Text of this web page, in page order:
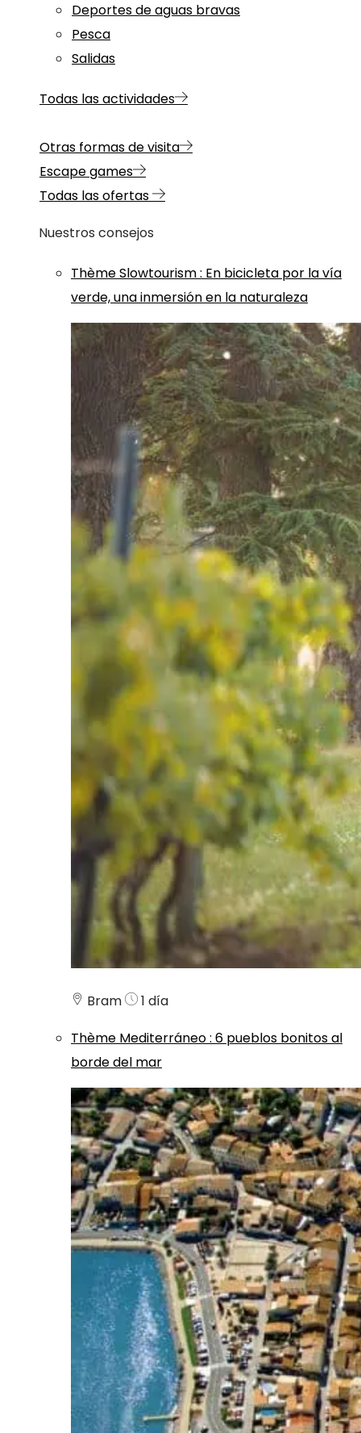
Deportes de aguas bravas
Pesca
Salidas
Todas las actividades
Otras formas de visita
Escape games
Todas las ofertas
Nuestros consejos
ThèmeSlowtourism: En bicicleta por la vía
verde, una inmersión en la naturaleza
Bram
1 día
Thème Mediterráneo: 6 pueblos bonitos al
borde del mar